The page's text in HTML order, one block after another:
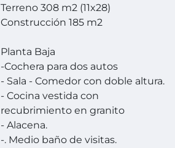
Terreno 308 m2 (11x28)
Construcción 185 m2
Planta Baja
-Cochera para dos autos
- Sala - Comedor con doble altura.
- Cocina vestida con
recubrimiento en granito
- Alacena.
-. Medio baño de visitas.